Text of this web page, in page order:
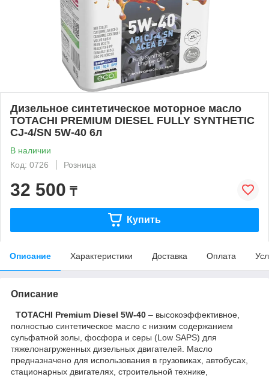
Дизельное синтетическое моторное масло
TOTACHI PREMIUM DIESEL FULLY SYNTHETIC
CJ-4/SN 5W-40 6л
В наличии
Код: 0726
Розница
32 500 ₸
Купить
Описание Характеристики Доставка Оплата
Описание
TOTACHI Premium Diesel 5W-40 – высокоэффективное,
полностью синтетическое масло с низким содержанием
сульфатной золы, фосфора и серы (Low SAPS) для
тяжелонагруженных дизельных двигателей. Масло
предназначено для использования в грузовиках, автобусах,
стационарных двигателях, строительной технике,